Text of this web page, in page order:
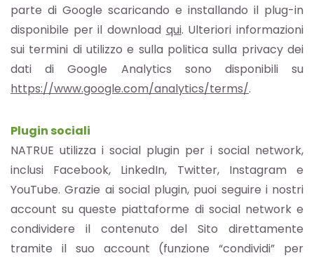
parte di Google scaricando e installando il plug-in
disponibile per il download qui. Ulteriori informazioni
sui termini di utilizzo e sulla politica sulla privacy dei
dati di Google Analytics sono disponibili su
https://www.google.com/analytics/terms/.
Plugin sociali
NATRUE utilizza i social plugin per i social network,
inclusi Facebook, LinkedIn, Twitter, Instagram e
YouTube. Grazie ai social plugin, puoi seguire i nostri
account su queste piattaforme di social network e
condividere il contenuto del Sito direttamente
tramite il suo account (funzione “condividi” per